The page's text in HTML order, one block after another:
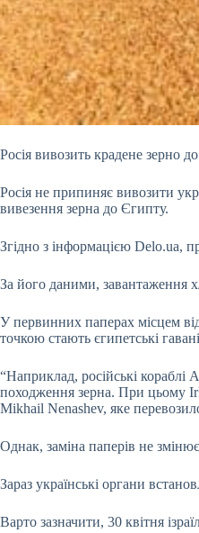
Росія вивозить крадене зерно
Росія не припиняє вивозити
вивезення зерна до Єгипту.
Згідно з інформацією Delo.ua,
За його даними, завантаження
У первинних паперах місцем
точкою стають єгипетські
“Наприклад, російські
походження зерна. При цьому
Mikhail Nenashev, яке
Однак, заміна паперів не
Зараз українські органи
Варто зазначити, 30 квітня